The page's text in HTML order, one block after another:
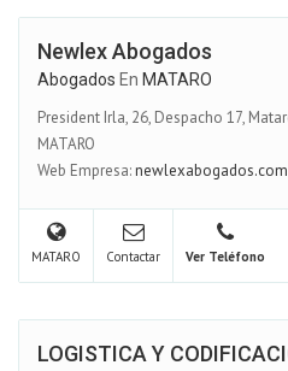
Newlex Abogados
Abogados En MATARO
President Irla, 26, Despacho 17,
MATARO
Web Empresa:newlexabogados.com
MATARO Contactar Ver Teléfono
LOGISTICA Y